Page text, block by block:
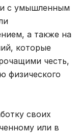
с умышленным
а также на
которые
честь,
физического
своих
или в